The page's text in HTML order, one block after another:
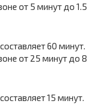
от 5 минут до 1.5
60 минут.
от 25 минут до 8
15 минут.